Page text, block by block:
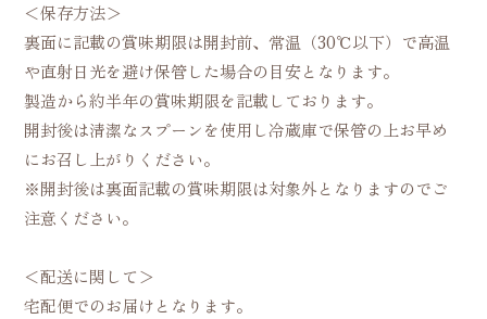
＜保存方法＞
裏面に記載の賞味期限は開封前、常温（30℃以下）で高温
や直射日光を避け保管した場合の目安となります。
製造から約半年の賞味期限を記載しております。
開封後は清潔なスプーンを使用し冷蔵庫で保管の上お早め
にお召し上がりください。
※開封後は裏面記載の賞味期限は対象外となりますのでご
注意ください。
＜配送に関して＞
宅配便でのお届けとなります。